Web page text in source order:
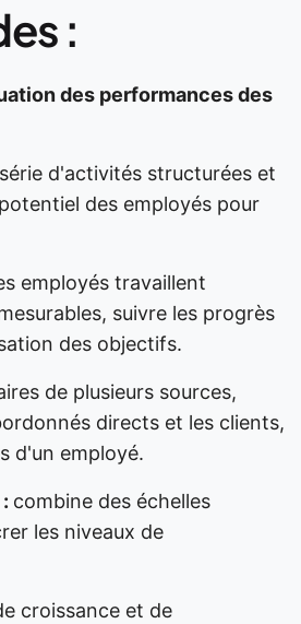
:
des performances des
d'activités structurées et
des employés pour
employés travaillent
suivre les progrès
des objectifs.
de plusieurs sources,
directs et les clients,
d'un employé.
combine des échelles
les niveaux de
croissance et de